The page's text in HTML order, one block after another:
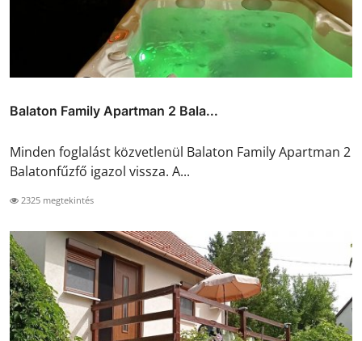
Balaton Family Apartman 2 Bala...
Minden foglalást közvetlenül Balaton Family Apartman 2
Balatonfűzfő igazol vissza. A...
2325 megtekintés